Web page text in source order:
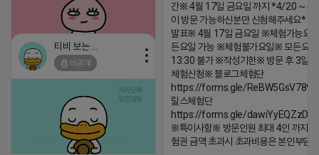
간※ 4월 17일 금요일 까지 *4/20 ~ 4/
이 방문 가능하신분만 신청해주세요* ※
발표※ 4월 17일 금요일 ※체험가능요
든요일 가능 ※체험불가요일※ 모든요
13:30 불가 ※작성기한※ 방문 후 3일
체험신청※ 블로그체험단
https://forms.gle/
릴스체험단
https://forms.gle/
※특이사항※ 방문인원 최대 4인 까지
험권 금액 초과시 초과비용은 본인부담
2026-04-18 17:05
비공개